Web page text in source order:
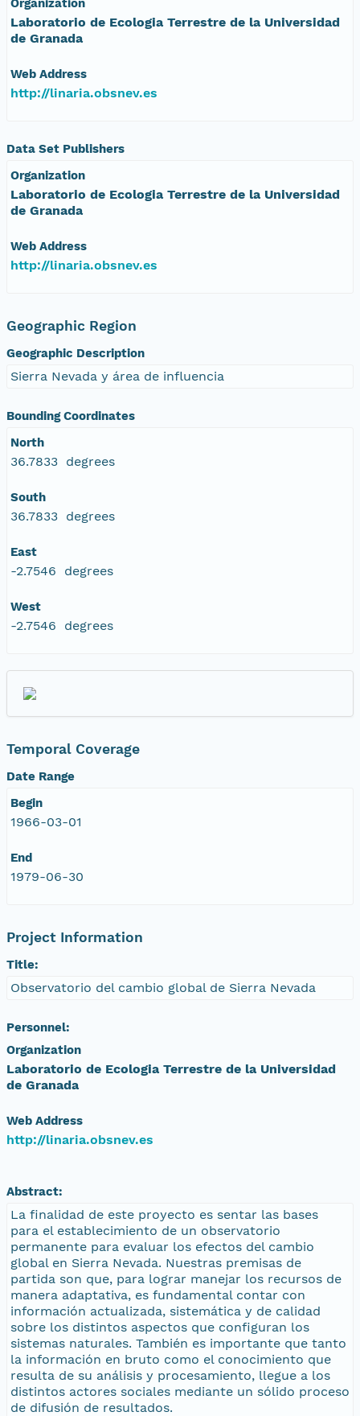
Laboratorio de Ecologia Terrestre de la Universidad
de Granada
Web Address
http://linaria.obsnev.es
Data Set Publishers
Organization
Laboratorio de Ecologia Terrestre de la Universidad
de Granada
Web Address
http://linaria.obsnev.es
Geographic Region
Geographic Description
Sierra Nevada y área de influencia
Bounding Coordinates
North
36.7833 degrees
South
36.7833 degrees
East
-2.7546 degrees
West
-2.7546 degrees
Temporal Coverage
Date Range
Begin
1966-03-01
End
1979-06-30
Project Information
Title:
Observatorio del cambio global de Sierra Nevada
Personnel:
Organization
Laboratorio de Ecologia Terrestre de la Universidad
de Granada
Web Address
http://linaria.obsnev.es
Abstract:
La finalidad de este proyecto es sentar las bases
para el establecimiento de un observatorio
permanente para evaluar los efectos del cambio
global en Sierra Nevada. Nuestras premisas de
partida son que, para lograr manejar los recursos de
manera adaptativa, es fundamental contar con
información actualizada, sistemática y de calidad
sobre los distintos aspectos que configuran los
sistemas naturales. También es importante que tanto
la información en bruto como el conocimiento que
resulta de su análisis y procesamiento, llegue a los
distintos actores sociales mediante un sólido proceso
de difusión de resultados.